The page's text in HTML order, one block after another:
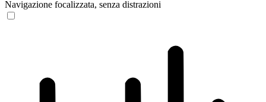
Navigazione focalizzata, senza distrazioni